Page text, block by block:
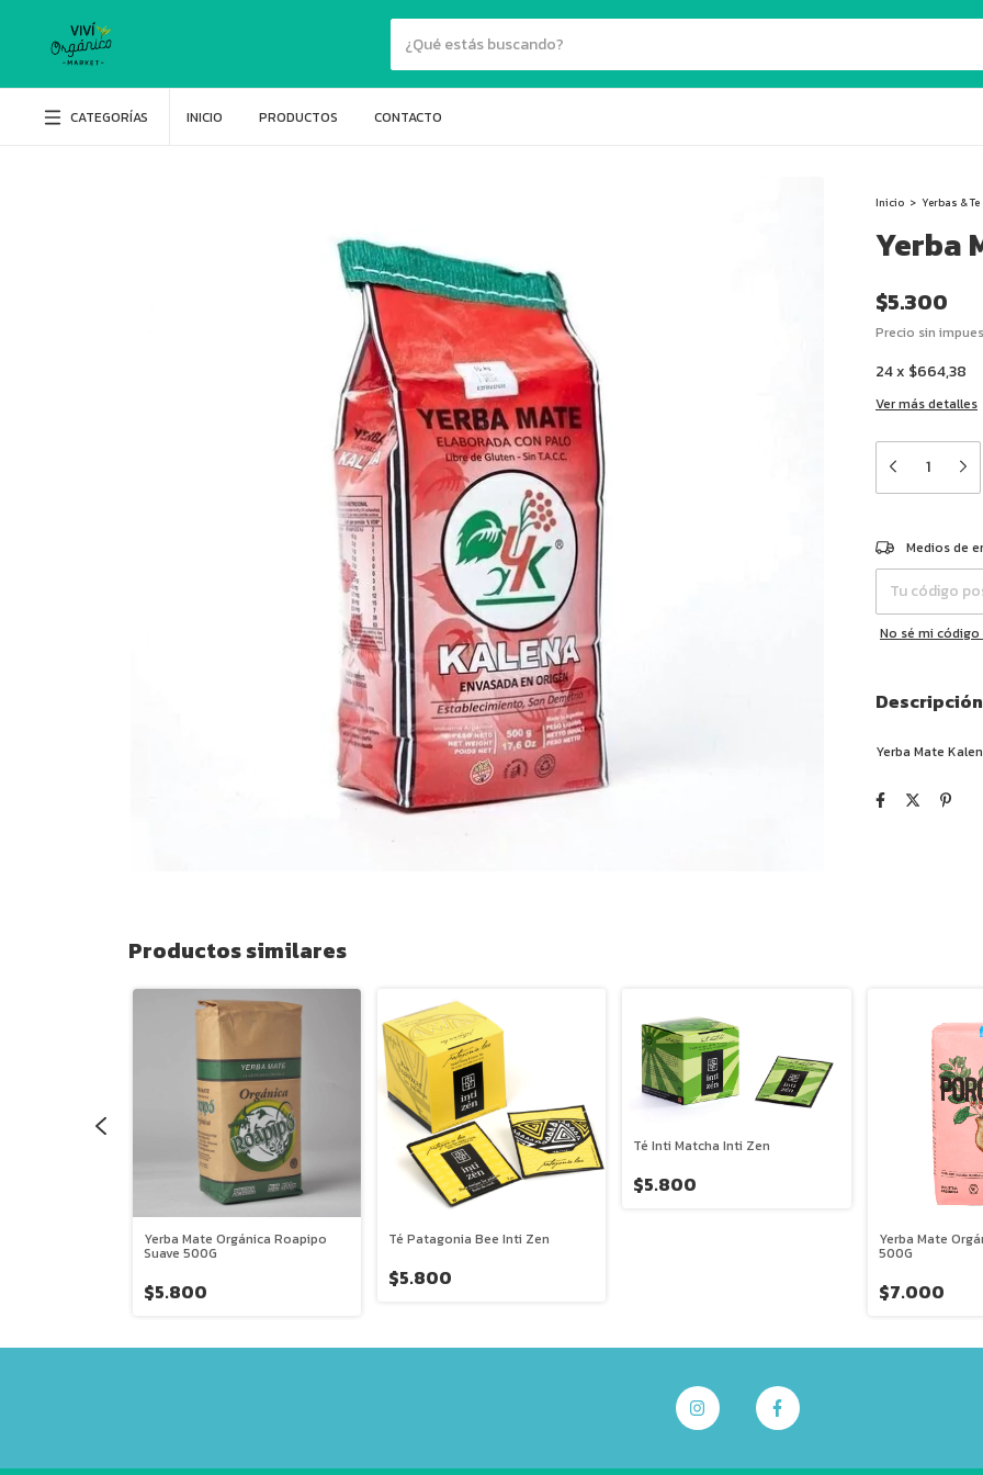
CATEGORÍAS INICIO PRODUCTOS CONTACTO
Inicio > Yerbas & Te
Yerba
$5.300
Precio sin
24x $664,38
Ver más detalles
Entregas para el
Medios de
No sé mi
Descripción
Yerba Mate
Productos similares
Yerba Mate Orgánica Roapipo
Suave 500G
$5.800
Té Patagonia Bee Inti Zen
$5.800
Té Inti Matcha Inti Zen
$5.800
Yerba Mate
500G
$7.000